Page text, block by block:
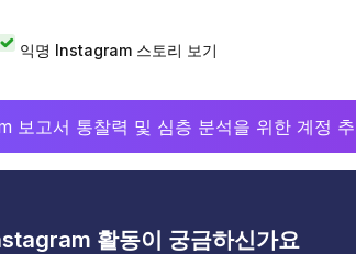
익명 Instagram 스토리 보기
보고서 통찰력 및 심층 분석을 위한 계정
활동이 궁금하신가요